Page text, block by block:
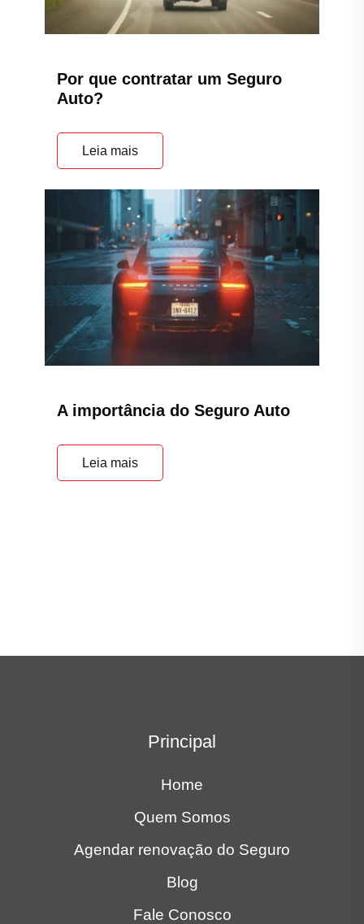
Por que contratar um Seguro
Auto?
Leia mais
A importância do Seguro Auto
Leia mais
Principal
Home
Quem Somos
Agendar renovação do Seguro
Blog
Fale Conosco